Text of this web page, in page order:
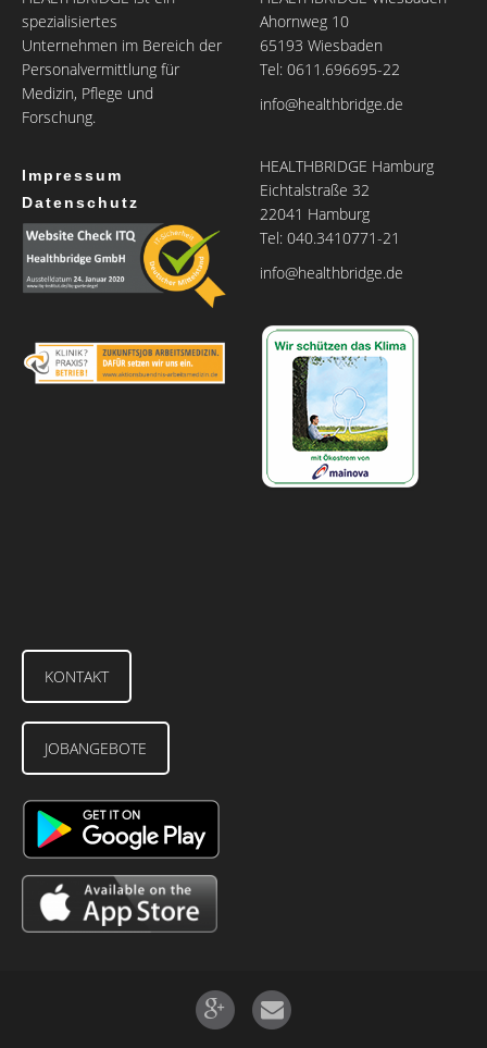
spezialisiertes
Unternehmen im Bereich der
Personalvermittlung für
Medizin, Pflege und
Forschung.
Impressum
Datenschutz
Ahornweg 10
65193 Wiesbaden
Tel: 0611.696695-22
info@healthbridge.de
HEALTHBRIDGE Hamburg
Eichtalstraße 32
22041 Hamburg
Tel: 040.3410771-21
info@healthbridge.de
KONTAKT
JOBANGEBOTE